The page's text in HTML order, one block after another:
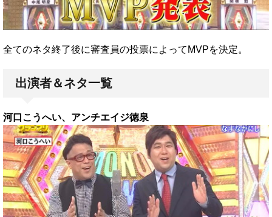
全てのネタ終了後に審査員の投票によってMVPを決定。
出演者＆ネタ一覧
河口こうへい、アンチエイジ徳泉